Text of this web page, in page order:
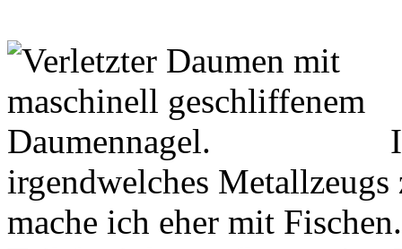
irgendwelches
mache ich eher mit